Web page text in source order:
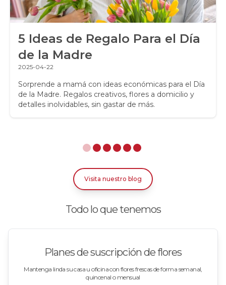
5 Ideas de Regalo Para el Día
de la Madre
2025-04-22
Sorprende a mamá con ideas económicas para el Día
de la Madre. Regalos creativos, flores a domicilio y
detalles inolvidables, sin gastar de más.
Visita nuestro blog
Todo lo que tenemos
Planes de suscripción de flores
Mantenga linda su casa u oficina con flores frescas de forma semanal,
quincenal o mensual
Regalos a Domicilio
Regalos para Hombres
Regalos para niños
Rosas
Rosas Amarillas
Rosas Azules
Rosas Bicolor Blancas-Rojas
Rosas Blancas
Rosas Damasco
Rosas en floreros
Rosas Fucsia